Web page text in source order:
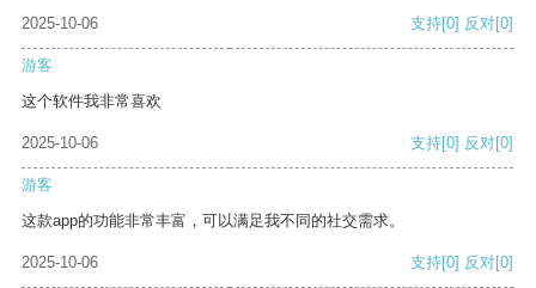
2025-10-06
支持[0] 反对[0]
游客
这个软件我非常喜欢
2025-10-06 支持[0] 反对[0]
游客
这款app的功能非常丰富，可以满足我不同的社交需求。
2025-10-06 支持[0] 反对[0]